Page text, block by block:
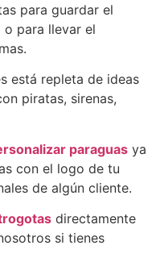
para guardar el
o para llevar el
está repleta de ideas
piratas, sirenas,
paraguas ya
con el logo de tu
de algún cliente.
directamente
si tienes